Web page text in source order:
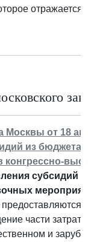
Москвы от 18
из
конгрессно-
субсидий
части
и